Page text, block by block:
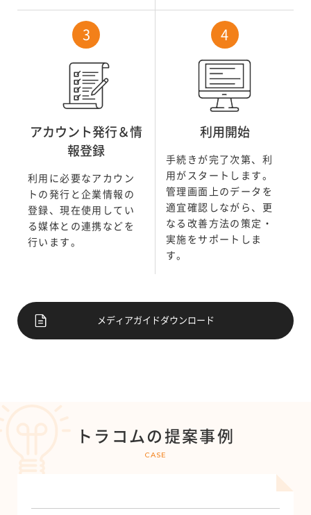
アカウント発行＆情
報登録
利用に必要なアカウン
トの発行と企業情報の
登録、現在使用してい
る媒体との連携などを
行います。
利用開始
手続きが完了次第、利
用がスタートします。
管理画面上のデータを
適宜確認しながら、更
なる改善方法の策定・
実施をサポートしま
す。
メディアガイドダウンロード
トラコムの提案事例
CASE